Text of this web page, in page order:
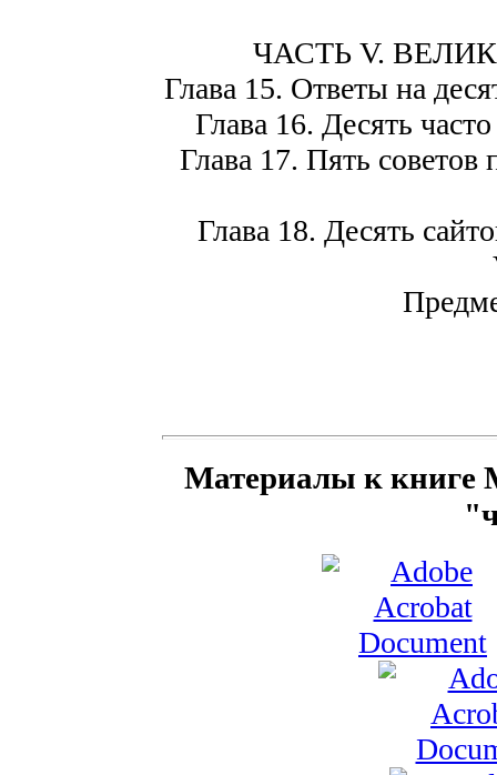
ЧАСТЬ V.
Глава 15. Ответы на
Глава 16. Десять
Глава 17. Пять
Глава 18. Десять
Материалы к книге